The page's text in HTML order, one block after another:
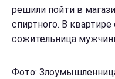
решили пойти в
спиртного. В
сожительница
Фото: